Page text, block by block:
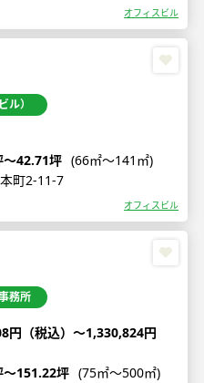
オフィスビル
ル）
〜42.71坪 (66㎡〜141㎡)
町2-11-7
オフィスビル
務所
円（税込）〜1,330,824円
151.22坪 (75㎡〜500㎡)